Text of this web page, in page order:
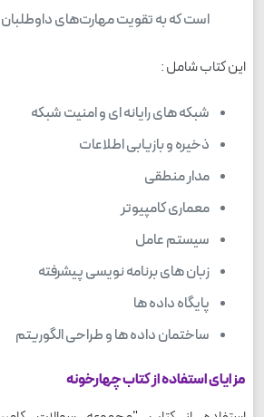
است که به تقویت مهارت‌های
این کتاب شامل :
شبکه های رایانه ای و امنیت شبکه
ذخیره و بازیابی اطلاعات
مدار منطقی
معماری کامپیوتر
سیستم عامل
زبان های برنامه نویسی پیشرفته
پایگاه داده ها
ساختمان داده ها و طراحی الگوریتم
مزایای استفاده از کتاب چهارخونه